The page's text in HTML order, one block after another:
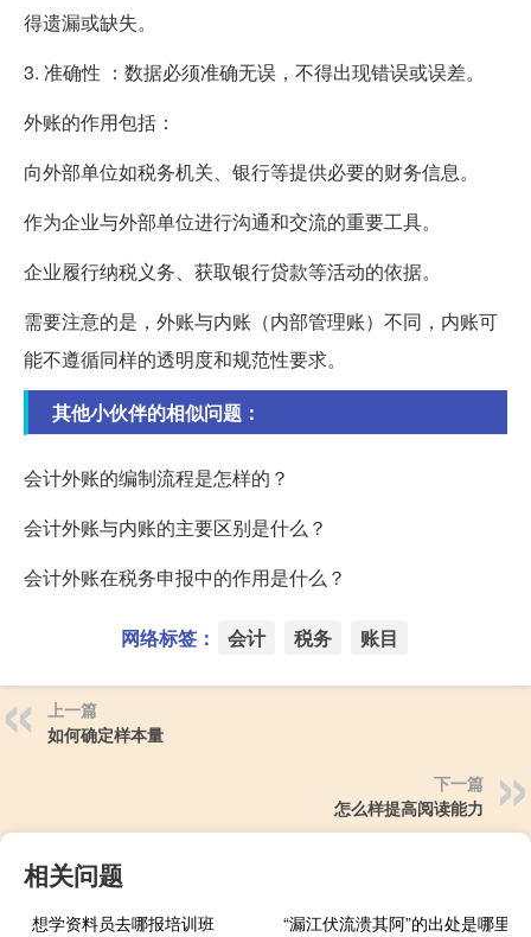
得遗漏或缺失。
3. 准确性 ：数据必须准确无误，不得出现错误或误差。
外账的作用包括：
向外部单位如税务机关、银行等提供必要的财务信息。
作为企业与外部单位进行沟通和交流的重要工具。
企业履行纳税义务、获取银行贷款等活动的依据。
需要注意的是，外账与内账（内部管理账）不同，内账可
能不遵循同样的透明度和规范性要求。
其他小伙伴的相似问题：
会计外账的编制流程是怎样的？
会计外账与内账的主要区别是什么？
会计外账在税务申报中的作用是什么？
网络标签： 会计 税务 账目
上一篇
如何确定样本量
下一篇
怎么样提高阅读能力
相关问题
想学资料员去哪报培训班 “漏江伏流溃其阿”的出处是哪里